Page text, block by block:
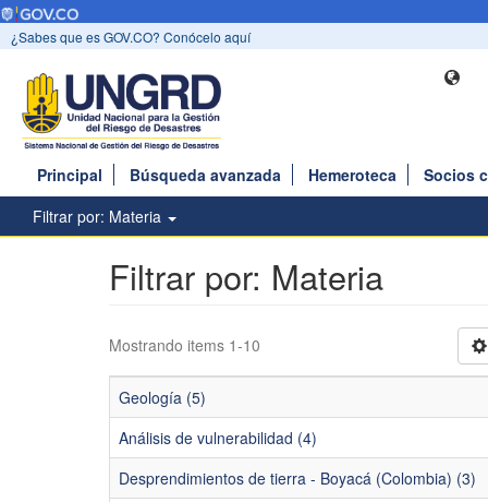
¿Sabes que es GOV.CO? Conócelo aquí
Principal Búsqueda avanzada Hemeroteca
Socios
Filtrar por: Materia
Filtrar por: Materia
Mostrando items 1-10
Geología (5)
Análisis de vulnerabilidad (4)
Desprendimientos de tierra - Boyacá (Colombia) (3)